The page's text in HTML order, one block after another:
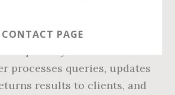
CONTACT PAGEDatabases offers three
processes queries, updates
results to clients, and